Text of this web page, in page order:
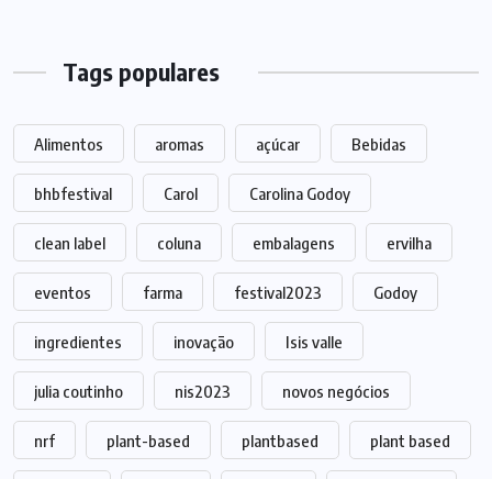
Tags populares
Alimentos aromas açúcar Bebidas
bhbfestival Carol Carolina Godoy
clean label coluna embalagens ervilha
eventos farma festival2023 Godoy
ingredientes inovação Isis valle
julia coutinho nis2023 novos negócios
nrf plant-based plantbased plant based